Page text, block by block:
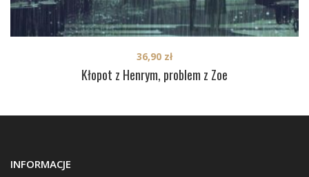
Kłopot z Henrym, problem z Zoe
36,90 zł
INFORMACJE